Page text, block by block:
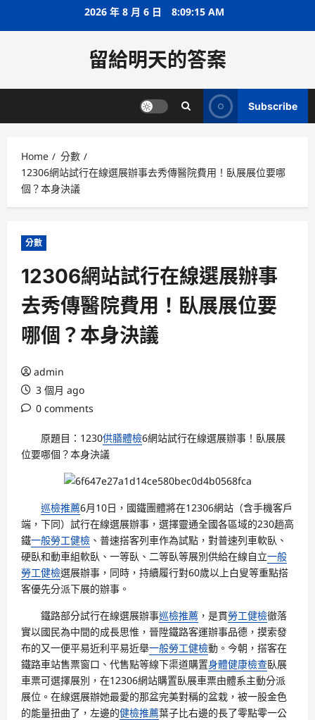
2026 年 8 月 6 日 8:09:15 AM
留給明天的答案
Subscribe
Home
分數
12306網站試行在線選展辦事去秀傳醫院費用！臥展展位要哪
個？本身決議
分數
12306網站試行在線選展辦事
去秀傳醫院費用！臥展展位要
哪個？本身決議
admin
3 個月 ago
0 comments
原題目：1230供膳體檢6網站試行在線選展辦事！臥展展
位要哪個？本身決議
巡檢推薦6月10日，國鐵團體將在12306網站（含手機客戶
端，下同）試行在線選展辦事，選擇靈通全國各區域的230趟高
鐵一般勞工健檢 、普速搭客列車作為試點，對普速列車軟臥、
硬臥和動車組軟臥、一等臥、二等臥等展別供給在線自立一般
勞工健檢選展辦事，同時，持續履行對60歲以上白叟等重點搭
客優先分派下展的辦事。
鐵路部分試行在線選展辦事巡檢推薦 ，是貫勞工健檢徹落
實以國民為中間的成長思惟，晉陞鐵路客運辦事品德，摸索發
布的又一便平易近利平易近舉一般勞工健檢動。今朝，搭客在
鐵路車站售票窗口、代售點等線下渠道購置身體健康檢查臥展
車票可選擇展別，在12306網站購置臥展車票由體系主動分派
展位。在線選展辦她最愛的那盆完美對稱的盆栽，被一股金色
的能量扭曲了，左邊的健檢推薦葉子比右邊的長了零點零一公